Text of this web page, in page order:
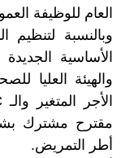
العام للوظيفة
وبالنسبة لتنظيم
الأساسية
والهيئة العليا
مقترح مشترك
أطر التمريض.